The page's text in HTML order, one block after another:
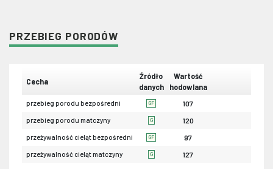
PRZEBIEG PORODÓW
Cecha
Źródło
danych
Wartość
hodowlana
przebieg porodu bezpośredni GF 107
przebieg porodu matczyny G 120
przeżywalność cieląt bezpośredni GF 97
przeżywalność cieląt matczyny G 127